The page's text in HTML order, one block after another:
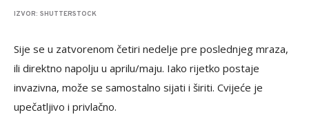
IZVOR: SHUTTERSTOCK
Sije se u zatvorenom četiri nedelje pre poslednjeg mraza,
ili direktno napolju u aprilu/maju. Iako rijetko postaje
invazivna, može se samostalno sijati i širiti. Cvijeće je
upečatljivo i privlačno.